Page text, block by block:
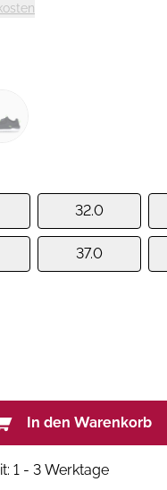
32.0
37.0
In den Warenkorb
1 - 3 Werktage